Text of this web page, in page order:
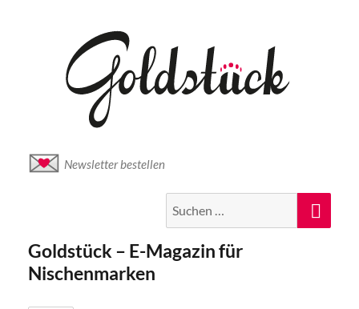
Newsletter bestellen
nach:
Goldstück – E-Magazin für
Nischenmarken